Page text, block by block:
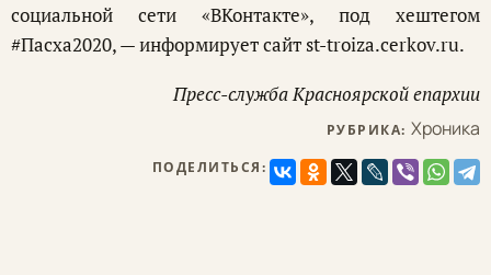
социальной сети «ВКонтакте», под хештегом
#Пасха2020, — информирует сайт st-troiza.cerkov.ru.
Пресс-служба Красноярской епархии
РУБРИКА: Хроника
ПОДЕЛИТЬСЯ: